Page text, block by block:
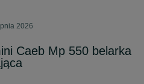
2026
Caeb Mp 550 belarka